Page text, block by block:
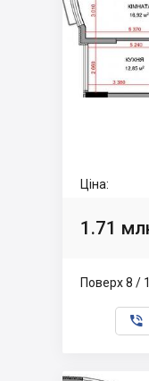
Ціна:
1.71
Поверх 8 /
